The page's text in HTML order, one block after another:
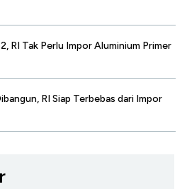
RI Tak Perlu Impor Aluminium Primer
RI Siap Terbebas dari Impor